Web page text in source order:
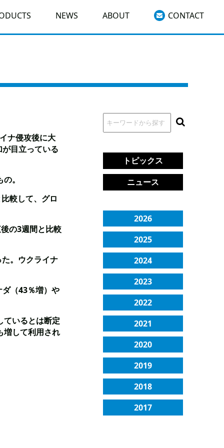
NEWS ABOUT CONTACT
ナ侵攻後に大
目立っている
。
較して、グロ
の3週間と比較
。ウクライナ
（43％増）や
ているとは断定
増して利用され
トピックス
ニュース
2026
2025
2024
2023
2022
2021
2020
2019
2018
2017